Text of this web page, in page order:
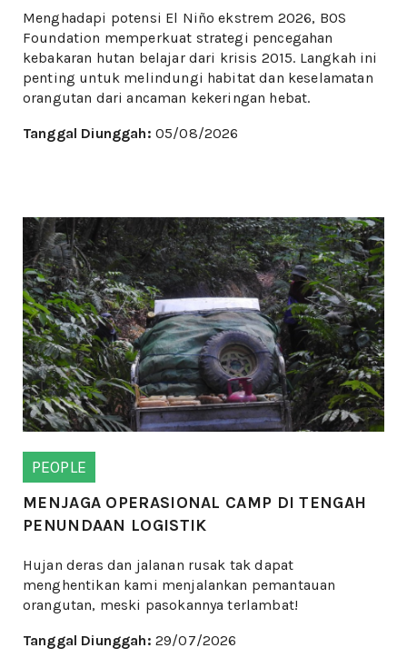
Menghadapi potensi El Niño ekstrem 2026, BOS
Foundation memperkuat strategi pencegahan
kebakaran hutan belajar dari krisis 2015. Langkah ini
penting untuk melindungi habitat dan keselamatan
orangutan dari ancaman kekeringan hebat.
Tanggal Diunggah: 05/08/2026
PEOPLE
MENJAGA OPERASIONAL CAMP DI TENGAH
PENUNDAAN LOGISTIK
Hujan deras dan jalanan rusak tak dapat
menghentikan kami menjalankan pemantauan
orangutan, meski pasokannya terlambat!
Tanggal Diunggah: 29/07/2026